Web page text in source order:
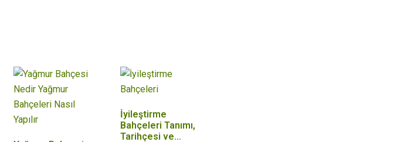
İyileştirme
Bahçeleri Tanımı,
Tarihçesi ve